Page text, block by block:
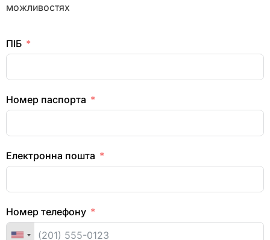
можливостях
ПІБ
Номер паспорта
Електронна пошта
Номер телефону